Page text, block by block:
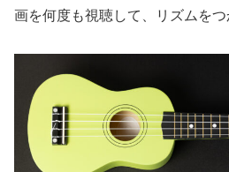
画を何度も視聴して、リズムをつ